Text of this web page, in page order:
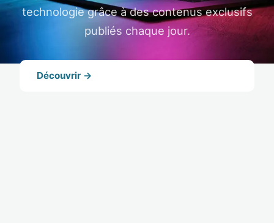
technologie grâce à des contenus exclusifs
publiés chaque jour.
Découvrir →